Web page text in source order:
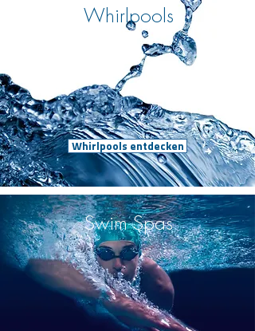
Whirlpools
Whirlpools entdecken
Swim Spas